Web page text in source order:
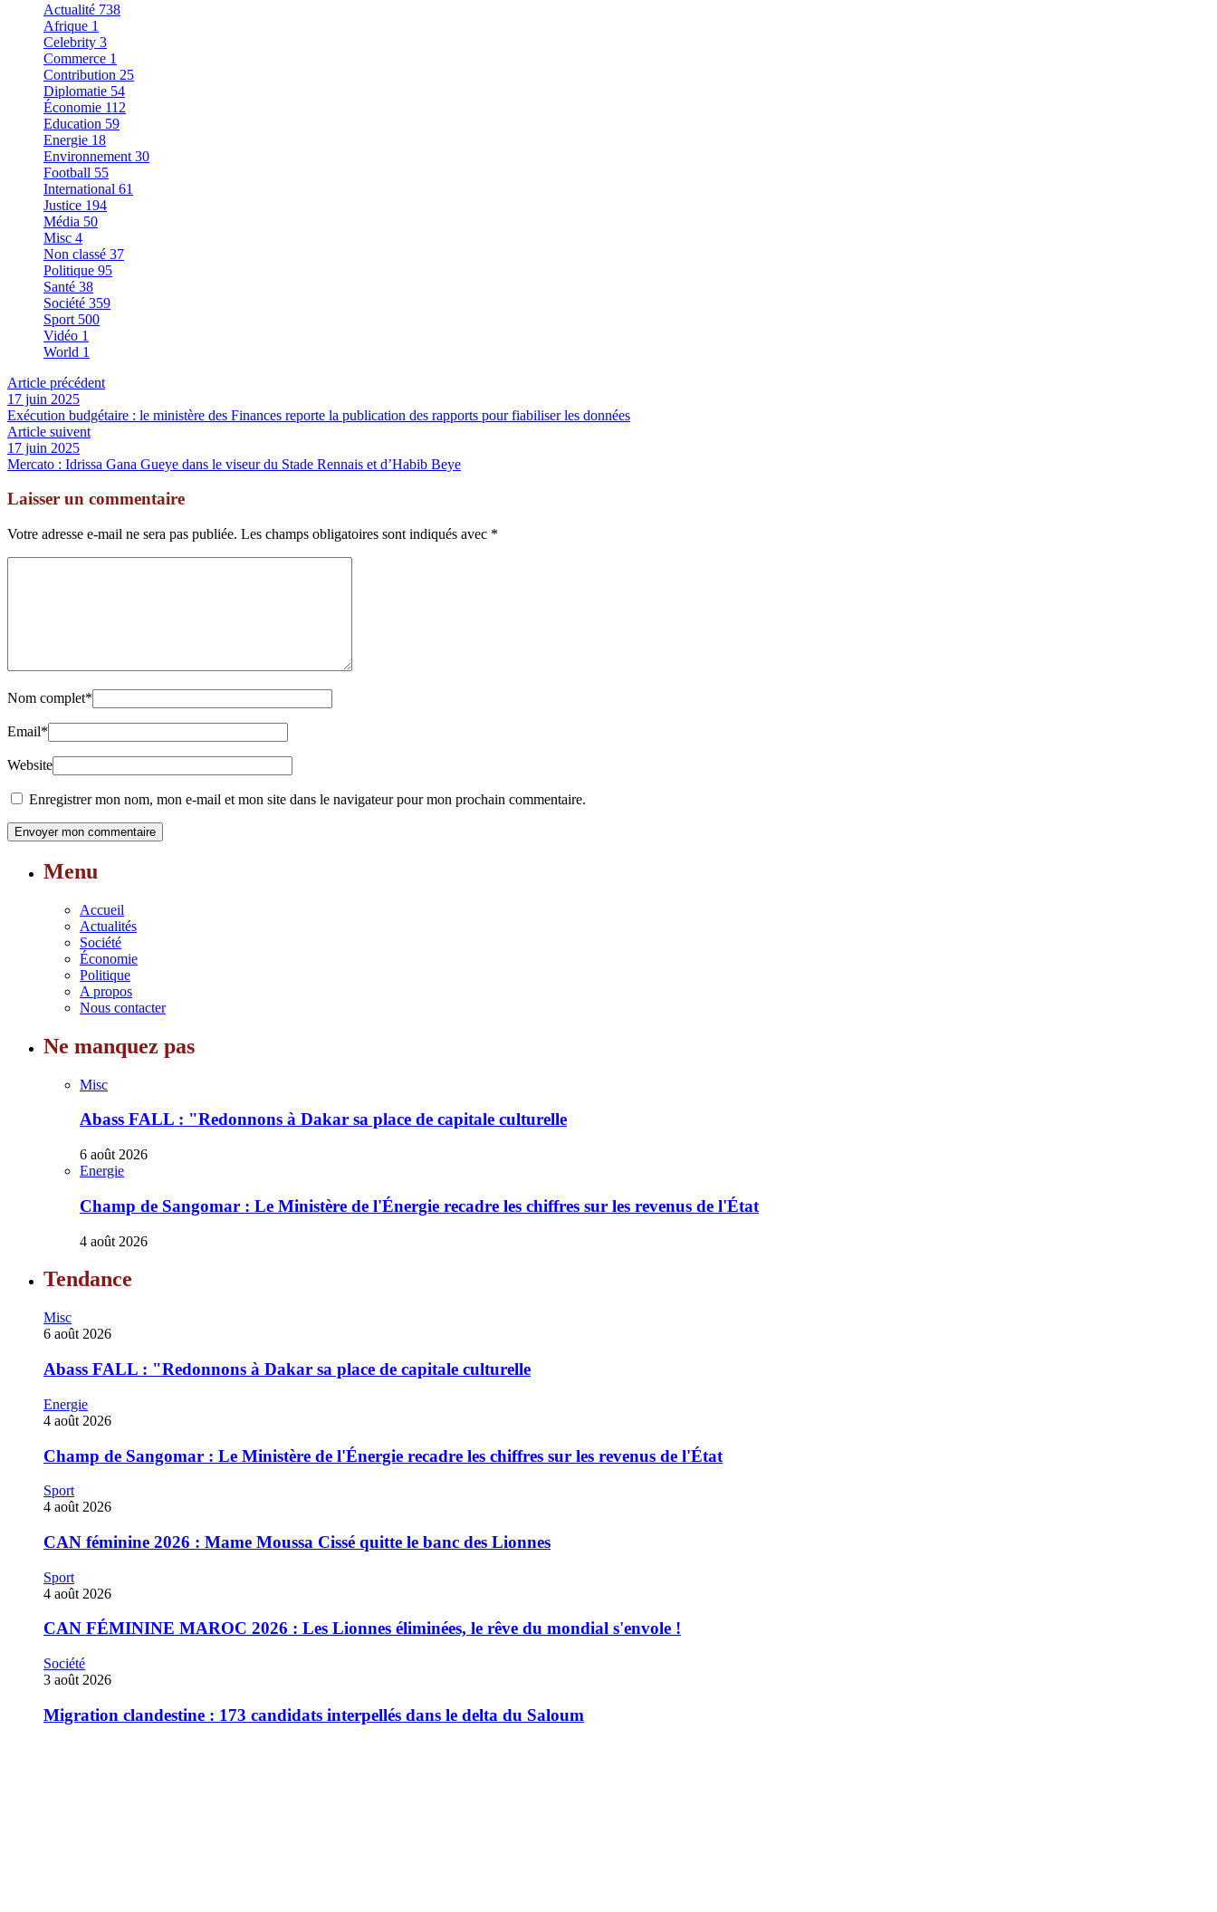
Actualité 738
Afrique 1
Celebrity 3
Commerce 1
Contribution 25
Diplomatie 54
Économie 112
Education 59
Energie 18
Environnement 30
Football 55
International 61
Justice 194
Média 50
Misc 4
Non classé 37
Politique 95
Santé 38
Société 359
Sport 500
Vidéo 1
World 1
Article précédent
17 juin 2025
Exécution budgétaire : le ministère des Finances reporte la publication des rapports pour fiabiliser les données
Article suivent
17 juin 2025
Mercato : Idrissa Gana Gueye dans le viseur du Stade Rennais et d’Habib Beye
Laisser un commentaire
Votre adresse e-mail ne sera pas publiée. Les champs obligatoires sont indiqués avec *
Nom complet*
Email*
Website
Enregistrer mon nom, mon e-mail et mon site dans le navigateur pour mon prochain commentaire.
Menu
Accueil
Actualités
Société
Économie
Politique
A propos
Nous contacter
Ne manquez pas
Misc
‎Abass FALL : "Redonnons à Dakar sa place de capitale culturelle
6 août 2026
Energie
Champ de Sangomar : Le Ministère de l'Énergie recadre les chiffres sur les revenus de l'État
4 août 2026
Tendance
Misc
6 août 2026
‎Abass FALL : "Redonnons à Dakar sa place de capitale culturelle
Energie
4 août 2026
Champ de Sangomar : Le Ministère de l'Énergie recadre les chiffres sur les revenus de l'État
Sport
4 août 2026
CAN féminine 2026 : Mame Moussa Cissé quitte le banc des Lionnes
Sport
4 août 2026
CAN FÉMININE MAROC 2026 : Les Lionnes éliminées, le rêve du mondial s'envole !
Société
3 août 2026
‎Migration clandestine : 173 candidats interpellés dans le delta du Saloum